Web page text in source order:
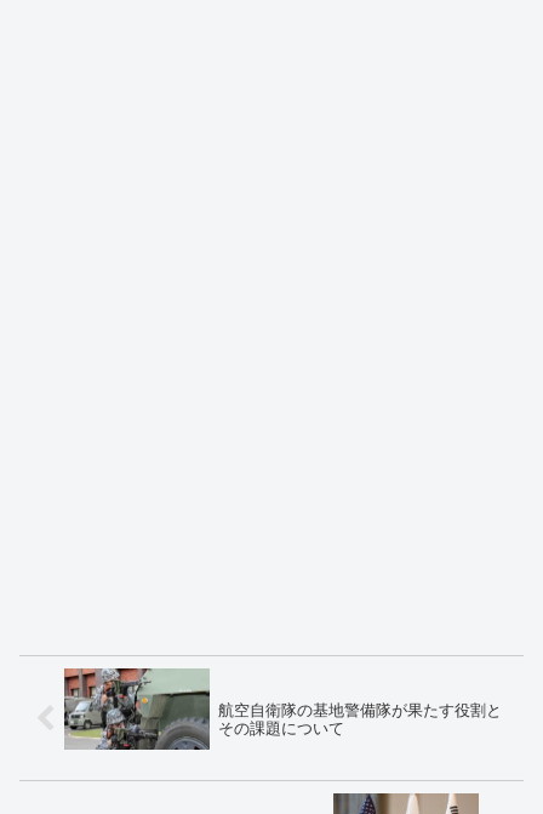
航空自衛隊の基地警備隊が果たす役割と
その課題について